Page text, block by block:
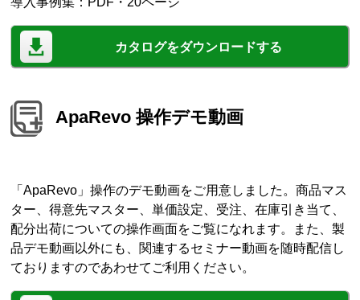
カタログをダウンロードする
ApaRevo 操作デモ動画
「ApaRevo」操作のデモ動画をご用意しました。商品マス
ター、得意先マスター、単価設定、受注、在庫引き当て、
配分出荷についての操作画面をご覧になれます。また、製
品デモ動画以外にも、関連するセミナー動画を随時配信し
ておりますのであわせてご利用ください。